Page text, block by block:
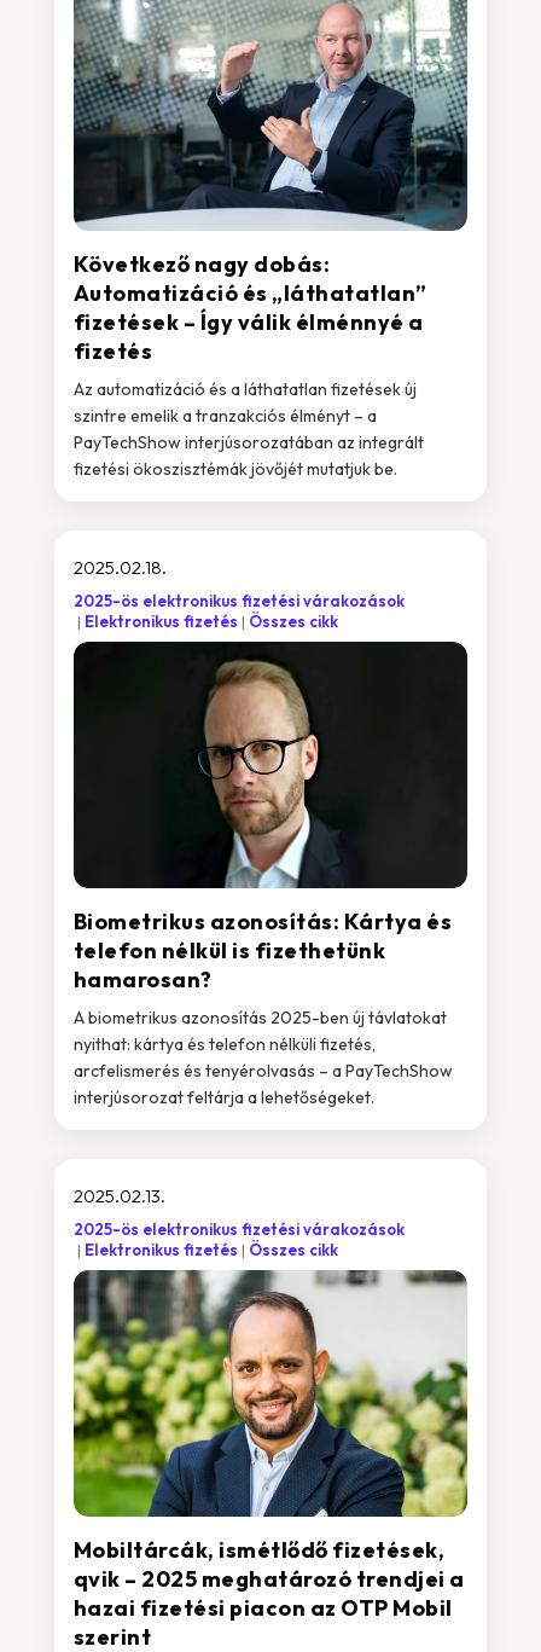
Következő nagy dobás:
Automatizáció és „láthatatlan”
fizetések – Így válik élménnyé a
fizetés
Az automatizáció és a láthatatlan fizetések új
szintre emelik a tranzakciós élményt – a
PayTechShow interjúsorozatában az integrált
fizetési ökoszisztémák jövőjét mutatjuk be.
Biometrikus azonosítás: Kártya és
telefon nélkül is fizethetünk
hamarosan?
2025.02.18.
2025-ös elektronikus fizetési várakozások
Elektronikus fizetés
Összes cikk
A biometrikus azonosítás 2025-ben új távlatokat
nyithat: kártya és telefon nélküli fizetés,
arcfelismerés és tenyérolvasás – a PayTechShow
interjúsorozat feltárja a lehetőségeket.
Mobiltárcák, ismétlődő fizetések,
qvik – 2025 meghatározó trendjei a
hazai fizetési piacon az OTP Mobil
szerint
2025.02.13.
2025-ös elektronikus fizetési várakozások
Elektronikus fizetés
Összes cikk